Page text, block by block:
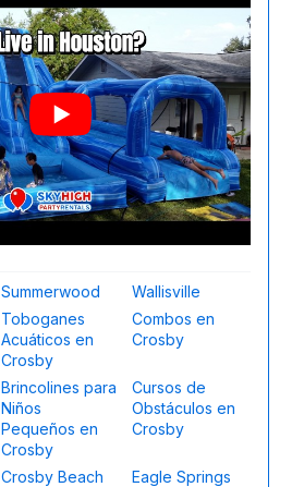
Summerwood
Wallisville
Toboganes
Acuáticos en
Crosby
Combos en
Crosby
Brincolines para
Niños
Pequeños en
Crosby
Cursos de
Obstáculos en
Crosby
Crosby Beach Eagle Springs